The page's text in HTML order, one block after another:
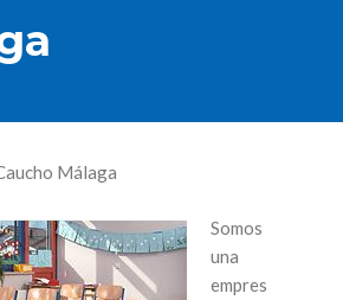
Málaga
Somos
una
empres